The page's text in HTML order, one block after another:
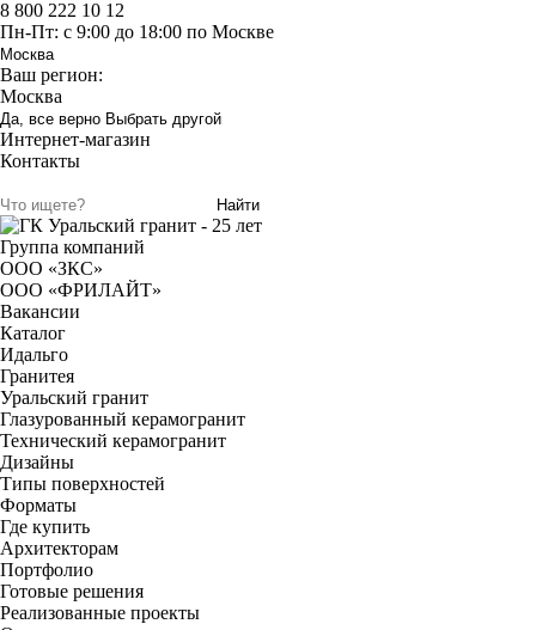
8 800 222 10 12
Пн-Пт: с 9:00 до 18:00 по Москве
Москва
Ваш регион:
Москва
Да, все верно Выбрать другой
Интернет-магазин
Контакты
Найти
Группа компаний
ООО «ЗКС»
ООО «ФРИЛАЙТ»
Вакансии
Каталог
Идальго
Гранитея
Уральский гранит
Глазурованный керамогранит
Технический керамогранит
Дизайны
Типы поверхностей
Форматы
Где купить
Архитекторам
Портфолио
Готовые решения
Реализованные проекты